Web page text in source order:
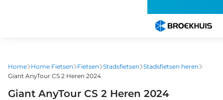
gaan
Home Home Fietsen Fietsen Stadsfietsen Stadsfietsen heren
Giant AnyTour CS 2 Heren 2024
Giant AnyTour CS 2 Heren 2024